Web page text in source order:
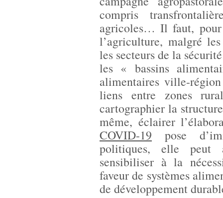
compris
agricoles… Il faut,
l’agriculture, malgré
les secteurs de la
les « bassins
alimentaires ville-
liens entre zones
cartographier la
même, éclairer
COVID-19 pose
politiques, elle peut
sensibiliser à la
faveur de systèmes
de développement